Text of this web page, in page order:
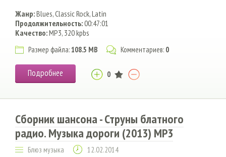
Жанр:Blues, Classic Rock, Latin
Продолжительность:00:47:01
Качество:MP3, 320 kpbs
Размер файла:108.5 MB Комментариев: 0
Подробнее 0
Сборник шансона - Струны блатного
радио. Музыка дороги (2013) MP3
Блюз музыка 12.02.2014